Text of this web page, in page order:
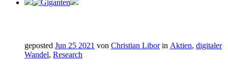
geposted Jun 25 2021 von Christian Libor in Aktien, digitaler
Wandel, Research